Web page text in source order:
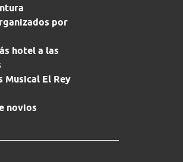
por
hotel a las
Musical El Rey
novios